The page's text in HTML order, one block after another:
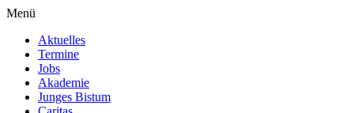
Menü
Aktuelles
Termine
Jobs
Akademie
Junges Bistum